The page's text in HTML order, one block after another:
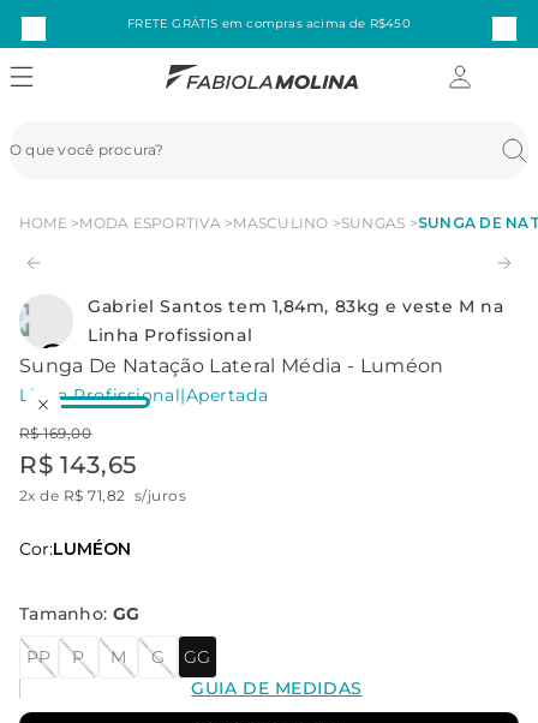
FRETE GRÁTIS em compras acima de R$450
HOME MODA ESPORTIVA MASCULINO SUNGAS SUNGA DE
Gabriel Santos tem 1,84m, 83kg e veste M na
Linha Profissional
Sunga De Natação Lateral Média - Luméon
Linha Profissional|Apertada
R$ 169,00
R$ 143,65
2x de R$ 71,82 s/juros
Cor:LUMÉON
Tamanho: GG
PP
P M G
GG
GUIA DE MEDIDAS